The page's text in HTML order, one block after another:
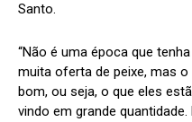
Santo.
“Não é uma época que
muita oferta de peixe, mas
bom, ou seja, o que eles
vindo em grande